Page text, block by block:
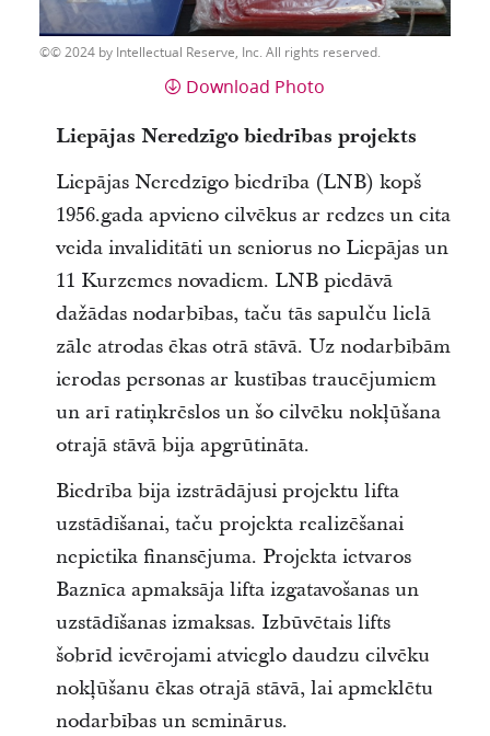
© 2024 by Intellectual Reserve, Inc. All rights reserved.
Download Photo
Liepājas Neredzīgo biedrības projekts
Liepājas Neredzīgo biedrība (LNB) kopš
1956.gada apvieno cilvēkus ar redzes un cita
veida invaliditāti un seniorus no Liepājas un
11 Kurzemes novadiem. LNB piedāvā
dažādas nodarbības, taču tās sapulču lielā
zāle atrodas ēkas otrā stāvā. Uz nodarbībām
ierodas personas ar kustības traucējumiem
un arī ratiņkrēslos un šo cilvēku nokļūšana
otrajā stāvā bija apgrūtināta.
Biedrība bija izstrādājusi projektu lifta
uzstādīšanai, taču projekta realizēšanai
nepietika finansējuma. Projekta ietvaros
Baznīca apmaksāja lifta izgatavošanas un
uzstādīšanas izmaksas. Izbūvētais lifts
šobrīd ievērojami atvieglo daudzu cilvēku
nokļūšanu ēkas otrajā stāvā, lai apmeklētu
nodarbības un seminārus.